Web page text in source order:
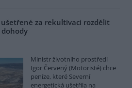
za rekultivaci rozdělit
Ministr životního prostředí
Igor Červený (Motoristé) chce
peníze, které Severní
energetická ušetřila na